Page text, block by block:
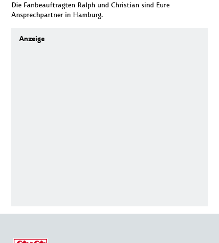
Die Fanbeauftragten Ralph und Christian sind Eure
Ansprechpartner in Hamburg.